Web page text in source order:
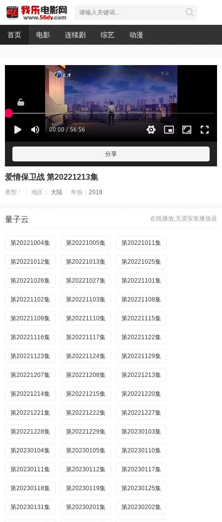
首页 电影 连续剧 综艺 动漫
分享
爱情保卫战 第20221213集
类型： 地区： 大陆 年份： 2018
在线播放,无需安装播放器
量子云
第20221004集 第20221005集 第20221011集
第20221012集 第20221013集 第20221025集
第20221026集 第20221027集 第20221101集
第20221102集 第20221103集 第20221108集
第20221109集 第20221110集 第20221115集
第20221116集 第20221117集 第20221122集
第20221123集 第20221124集 第20221129集
第20221207集 第20221208集 第20221213集
第20221214集 第20221215集 第20221220集
第20221221集 第20221222集 第20221227集
第20221228集 第20221229集 第20230103集
第20230104集 第20230105集 第20230110集
第20230111集 第20230112集 第20230117集
第20230118集 第20230119集 第20230125集
第20230131集 第20230201集 第20230202集